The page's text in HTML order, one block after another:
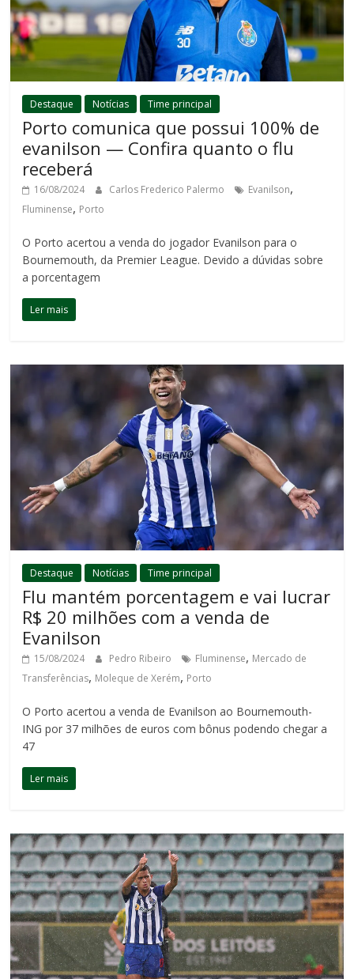
Destaque Notícias Time principal
Porto comunica que possui 100% de
evanilson — Confira quanto o flu
receberá
16/08/2024 Carlos Frederico Palermo Evanilson,
Fluminense, Porto
O Porto acertou a venda do jogador Evanilson para o
Bournemouth, da Premier League. Devido a dúvidas sobre
a porcentagem
Ler mais
Destaque Notícias Time principal
Flu mantém porcentagem e vai lucrar
R$ 20 milhões com a venda de
Evanilson
15/08/2024 Pedro Ribeiro Fluminense, Mercado de
Transferências, Moleque de Xerém, Porto
O Porto acertou a venda de Evanilson ao Bournemouth-
ING por 37 milhões de euros com bônus podendo chegar a
47
Ler mais